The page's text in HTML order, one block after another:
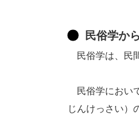
民俗学か
民俗学は、民
民俗学におい
じんけっさい）